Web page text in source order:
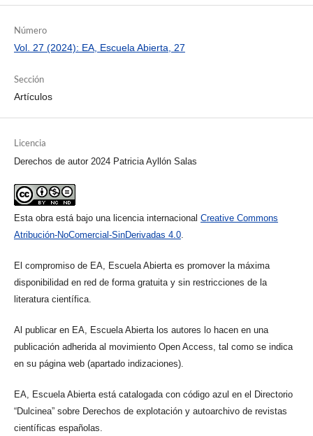
Número
Vol. 27 (2024): EA, Escuela Abierta, 27
Sección
Artículos
Licencia
Derechos de autor 2024 Patricia Ayllón Salas
Esta obra está bajo una licencia internacional Creative Commons
Atribución-NoComercial-SinDerivadas 4.0.
El compromiso de EA, Escuela Abierta es promover la máxima
disponibilidad en red de forma gratuita y sin restricciones de la
literatura científica.
Al publicar en EA, Escuela Abierta los autores lo hacen en una
publicación adherida al movimiento Open Access, tal como se indica
en su página web (apartado indizaciones).
EA, Escuela Abierta está catalogada con código azul en el Directorio
“Dulcinea” sobre Derechos de explotación y autoarchivo de revistas
científicas españolas.